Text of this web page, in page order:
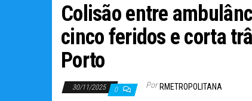
Colisão entre
cinco feridos e corta
Porto
30/11/2025 0 Por RMETROPOLITANA